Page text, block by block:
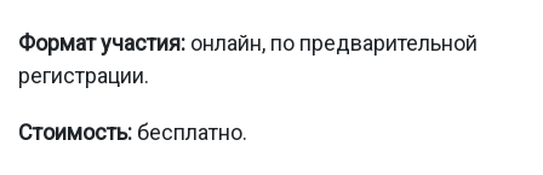
Формат участия: онлайн, по предварительной
регистрации.
Стоимость: бесплатно.